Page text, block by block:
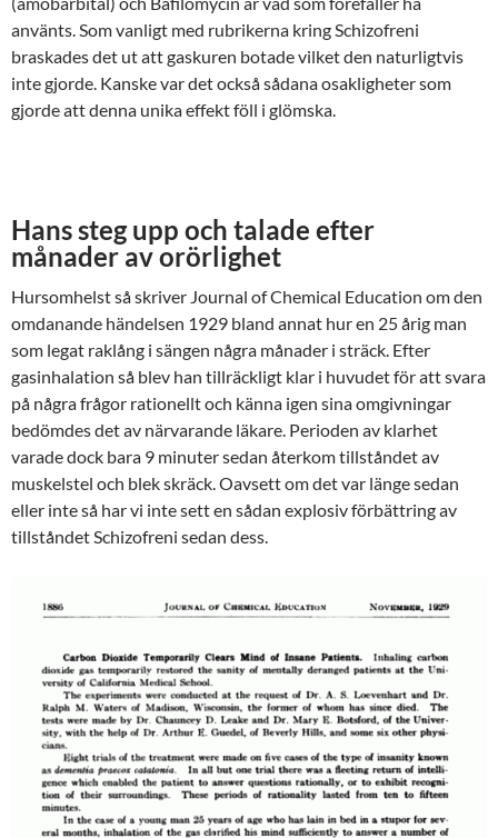
använts. Som vanligt med rubrikerna kring Schizofreni
braskades det ut att gaskuren botade vilket den naturligtvis
inte gjorde. Kanske var det också sådana osakligheter som
gjorde att denna unika effekt föll i glömska.
Hans steg upp och talade efter
månader av orörlighet
Hursomhelst så skriver Journal of Chemical Education om den
omdanande händelsen 1929 bland annat hur en 25 årig man
som legat raklång i sängen några månader i sträck. Efter
gasinhalation så blev han tillräckligt klar i huvudet för att svara
på några frågor rationellt och känna igen sina omgivningar
bedömdes det av närvarande läkare. Perioden av klarhet
varade dock bara 9 minuter sedan återkom tillståndet av
muskelstel och blek skräck. Oavsett om det var länge sedan
eller inte så har vi inte sett en sådan explosiv förbättring av
tillståndet Schizofreni sedan dess.